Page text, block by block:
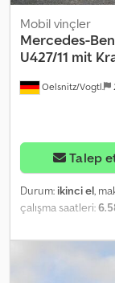
Oelsnitz/Vogtl.
Mobil vinçler
Mercedes-
U427/11 mit
Talep
Durum: ikinci el,
çalışma saatleri:
Drive: Diesel 4x4
with 92 kW / 125
gearbox Driver's
depth 14-16 mm,